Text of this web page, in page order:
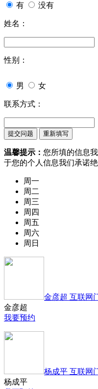
有 没有
姓名：
性别：
男 女
联系方式：
温馨提示： 您所填的信息
于您的个人信息我们承诺
周一
周二
周三
周四
周五
周六
周日
金彦超 互联网
金彦超
我要预约
杨成平 互联网
杨成平